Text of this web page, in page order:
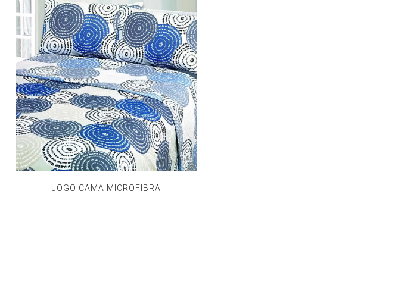
JOGO CAMA MICROFIBRA